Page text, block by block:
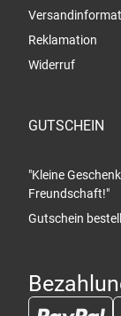
Reklamation
Widerruf
GUTSCHEIN
"Kleine
Freundschaft!"
Gutschein